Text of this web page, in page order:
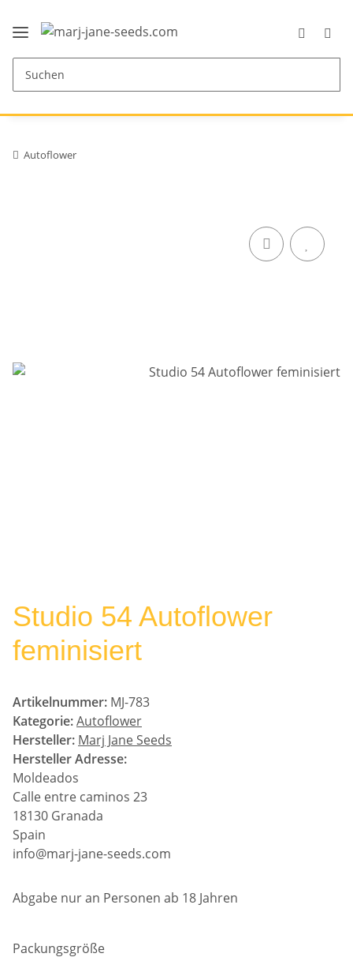
Autoflower
Studio 54 Autoflower
feminisiert
Artikelnummer: MJ-783
Kategorie:Autoflower
Hersteller: Marj Jane Seeds
Hersteller Adresse:
Moldeados
Calle entre caminos 23
18130 Granada
Spain
info@marj-jane-seeds.com
Abgabe nur an Personen ab 18 Jahren
Packungsgröße